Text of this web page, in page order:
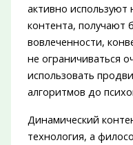
активно используют
контента, получают
вовлеченности,
не ограничиваться
использовать
алгоритмов до
Динамический
технология, а